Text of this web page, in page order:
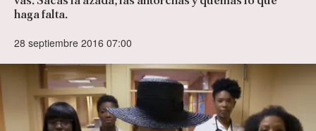
haga falta.
28 septiembre 2016 07:00